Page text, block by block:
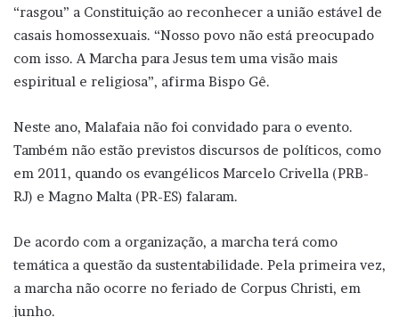
“rasgou” a Constituição ao reconhecer a união estável de
casais homossexuais. “Nosso povo não está preocupado
com isso. A Marcha para Jesus tem uma visão mais
espiritual e religiosa”, afirma Bispo Gê.
Neste ano, Malafaia não foi convidado para o evento.
Também não estão previstos discursos de políticos, como
em 2011, quando os evangélicos Marcelo Crivella (PRB-
RJ) e Magno Malta (PR-ES) falaram.
De acordo com a organização, a marcha terá como
temática a questão da sustentabilidade. Pela primeira vez,
a marcha não ocorre no feriado de Corpus Christi, em
junho.